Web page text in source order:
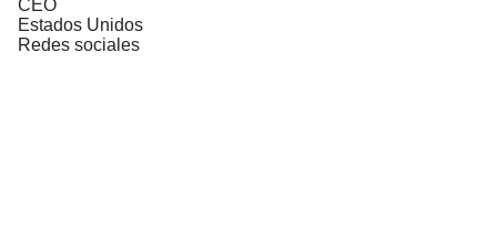
CEO
Estados Unidos
Redes sociales